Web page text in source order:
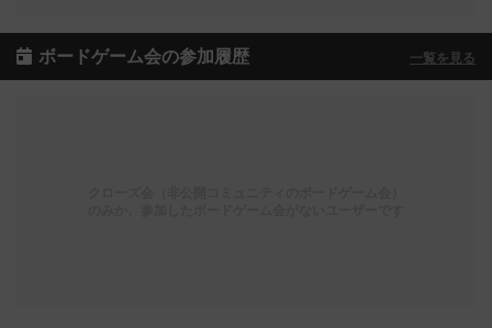
ボードゲーム会の参加履歴 一覧を見る